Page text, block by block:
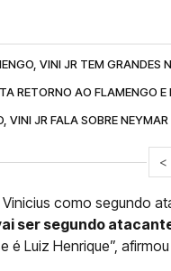
VINI JR TEM GRANDES
RETORNO AO FLAMENGO
VINI JR FALA SOBRE
<
como segundo
ser segundo
é Luiz Henrique”,